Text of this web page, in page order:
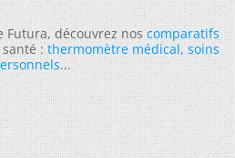
Futura, découvrez noscomparatifs
:thermomètre médical,soins
...